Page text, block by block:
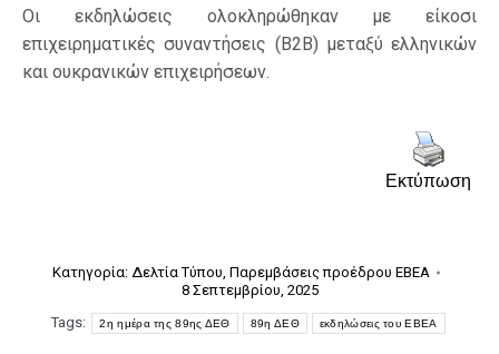
Οι εκδηλώσεις ολοκληρώθηκαν με είκοσι
επιχειρηματικές συναντήσεις (B2B) μεταξύ ελληνικών
και ουκρανικών επιχειρήσεων.
Εκτύπωση
Κατηγορία: Δελτία Τύπου Παρεμβάσεις προέδρου ΕΒΕΑ
8 Σεπτεμβρίου, 2025
Tags:
2η ημέρα της 89ης ΔΕΘ 89η ΔΕΘ εκδηλώσεις του ΕΒΕΑ